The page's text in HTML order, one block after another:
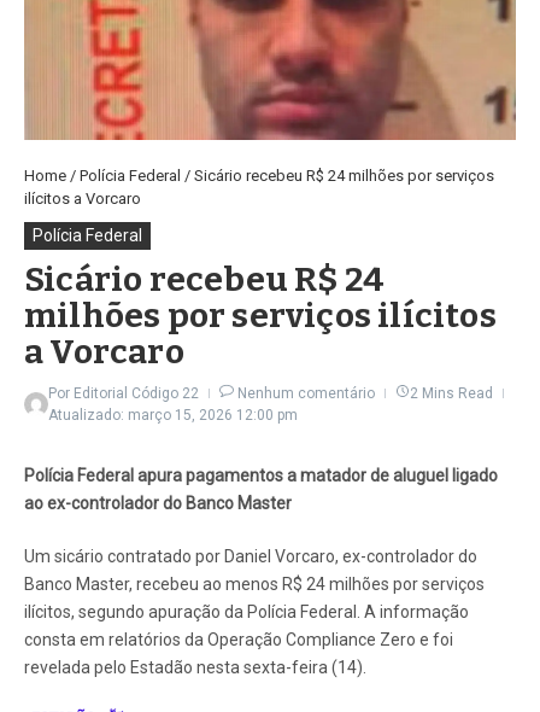
Home / Polícia Federal / Sicário recebeu R$ 24 milhões por serviços
ilícitos a Vorcaro
Polícia Federal
Sicário recebeu R$ 24
milhões por serviços ilícitos
a Vorcaro
Por Editorial Código 22 Nenhum comentário
2 Mins Read
Atualizado: março 15, 2026 12:00 pm
Polícia Federal apura pagamentos a matador de aluguel ligado
ao ex-controlador do Banco Master
Um sicário contratado por Daniel Vorcaro, ex-controlador do
Banco Master, recebeu ao menos R$ 24 milhões por serviços
ilícitos, segundo apuração da Polícia Federal. A informação
consta em relatórios da Operação Compliance Zero e foi
revelada pelo Estadão nesta sexta-feira (14).